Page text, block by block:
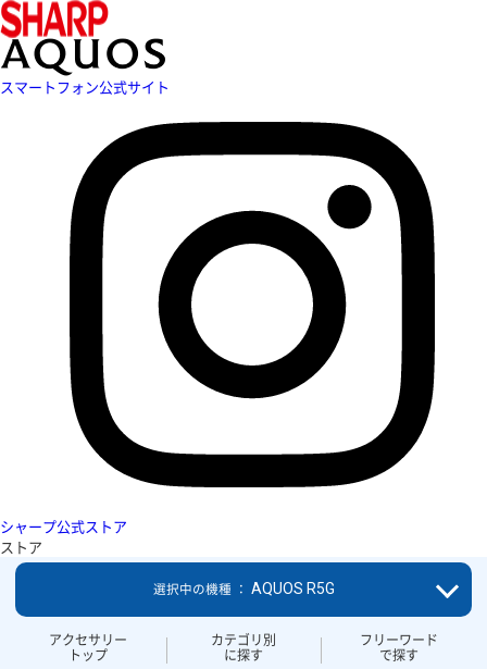
スマートフォン公式サイト
シャープ公式ストア
ストア
アクセサリー
トップ
カテゴリ別
に探す
フリーワード
で探す
選択中の機種 ： AQUOS R5G